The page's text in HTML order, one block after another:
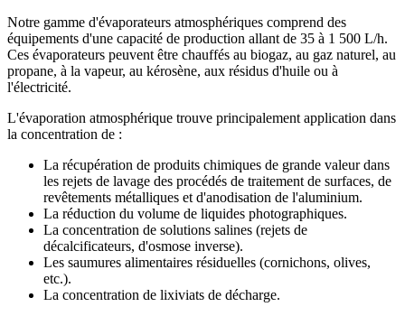
Notre gamme d'évaporateurs atmosphériques comprend des
équipements d'une capacité de production allant de 35 à 1 500 L/h.
Ces évaporateurs peuvent être chauffés au biogaz, au gaz naturel, au
propane, à la vapeur, au kérosène, aux résidus d'huile ou à
l'électricité.
L'évaporation atmosphérique trouve principalement application dans
la concentration de :
La récupération de produits chimiques de grande valeur dans
les rejets de lavage des procédés de traitement de surfaces, de
revêtements métalliques et d'anodisation de l'aluminium.
La réduction du volume de liquides photographiques.
La concentration de solutions salines (rejets de
décalcificateurs, d'osmose inverse).
Les saumures alimentaires résiduelles (cornichons, olives,
etc.).
La concentration de lixiviats de décharge.